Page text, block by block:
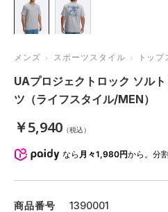
メンズ スポーツスタイル トップ
UAプロジェクトロック ソル
ツ（ライフスタイル/MEN）
￥5,940 （税込）
なら 月々1,980円から。分
商品番号
1390001